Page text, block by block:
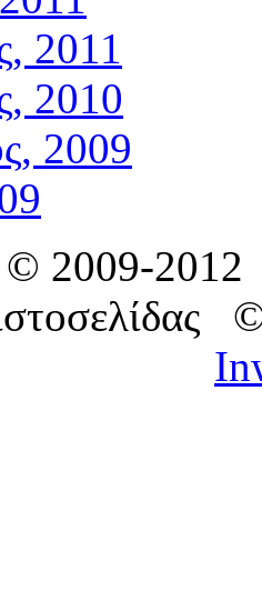
2011
2010
2009
© 2009-